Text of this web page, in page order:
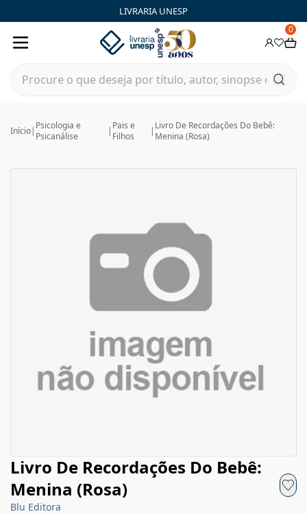
LIVRARIA UNESP
0
Início| Psicologia e
Psicanálise
| Pais e
Filhos
| Livro De Recordações Do Bebê:
Menina (Rosa)
Livro De Recordações Do Bebê:
Menina (Rosa)
Blu Editora